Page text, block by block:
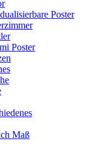
Poster
Poster
Maß